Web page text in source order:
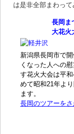
は是非全部まわっ
長岡ま
大花火
新潟県長岡市で
くなった人への
す花火大会は平
めて昭和21年よ
ます。
長岡のツアーをさ